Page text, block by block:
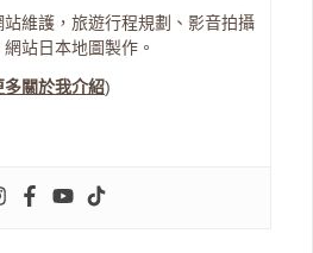
維護，旅遊行程規劃、影音拍攝
站日本地圖製作。
多關於我介紹)